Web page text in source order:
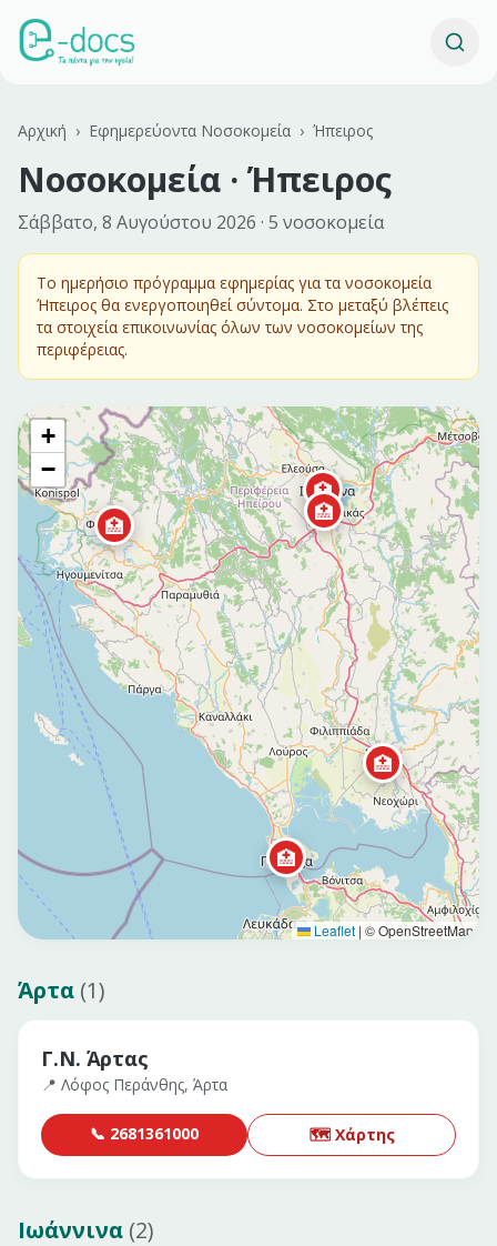
Αρχική › Εφημερεύοντα Νοσοκομεία › Ήπειρος
Νοσοκομεία · Ήπειρος
Σάββατο, 8 Αυγούστου 2026 · 5 νοσοκομεία
Το ημερήσιο πρόγραμμα εφημερίας για τα νοσοκομεία
Ήπειρος θα ενεργοποιηθεί σύντομα. Στο μεταξύ βλέπεις
τα στοιχεία επικοινωνίας όλων των νοσοκομείων της
περιφέρειας.
🏥
🏥
🏥
🏥
🏥
+
−
Leaflet | © OpenStreetMap
Άρτα (1)
Γ.Ν. Άρτας
📍 Λόφος Περάνθης, Άρτα
📞 2681361000 🗺 Χάρτης
Ιωάννινα (2)